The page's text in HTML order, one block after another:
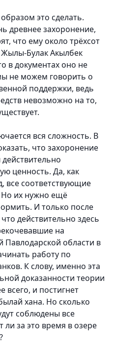
это сделать.
древнее захоронение,
что ему около трёхсот
Жылы-Булак Акылбек
в документах оно не
не можем говорить о
поддержки, ведь
невозможно на то,
вся сложность. В
что захоронение
ценность. Да, как
все соответствующие
Но их нужно ещё
И только после
действительно здесь
на
области в
работу по
К слову, именно эта
доказанности теории
всего, и постигнет
хана. Но сколько
соблюдены все
ли за это время в озере